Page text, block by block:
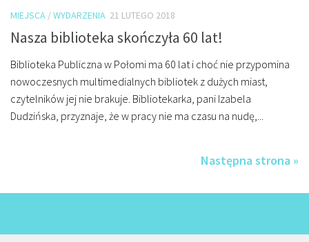
MIEJSCA /WYDARZENIA 21 LUTEGO 2018
Nasza biblioteka skończyła 60 lat!
Biblioteka Publiczna w Połomi ma 60 lat i choć nie przypomina
nowoczesnych multimedialnych bibliotek z dużych miast,
czytelników jej nie brakuje. Bibliotekarka, pani Izabela
Dudzińska, przyznaje, że w pracy nie ma czasu na nudę,...
Następna strona »